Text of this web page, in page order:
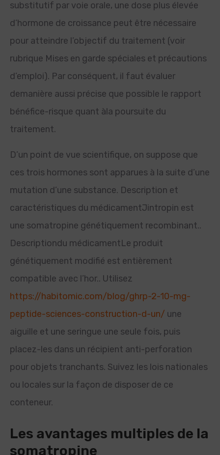
substitutif par voie orale, une dose plus élevée
d’hormone de croissance peut être nécessaire
pour atteindre l’objectif du traitement (voir
rubrique Mises en garde spéciales et précautions
d’emploi). Par conséquent, il faut évaluer
demanière aussi précise que possible le rapport
bénéfice-risque quant àla poursuite du
traitement.
D’un point de vue scientifique, on suppose que
ces trois hormones sont apparues à la suite d’une
mutation d’une substance. Description et
caractéristiques du médicamentJintropin est
une somatropine génétiquement recombinant..
Descriptiondu médicamentLe produit
génétiquement modifié est entièrement
compatible avec l’hor.. Utilisez
https://habitomic.com/blog/ghrp-2-10-mg-
peptide-sciences-construction-d-un/ une
aiguille et une seringue une seule fois, puis
placez-les dans un récipient anti-perforation
pour objets tranchants. Suivez les lois nationales
ou locales sur la façon de disposer de ce
conteneur.
Les avantages multiples de la
somatropine